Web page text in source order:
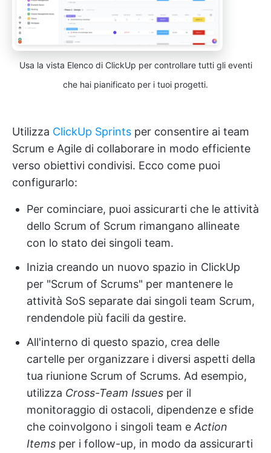
Usa la vista Elenco di ClickUp per controllare tutti gli eventi
che hai pianificato per i tuoi progetti.
Utilizza ClickUp Sprints per consentire ai team
Scrum e Agile di collaborare in modo efficiente
verso obiettivi condivisi. Ecco come puoi
configurarlo:
Per cominciare, puoi assicurarti che le attività
dello Scrum of Scrum rimangano allineate
con lo stato dei singoli team.
Inizia creando un nuovo spazio in ClickUp
per "Scrum of Scrums" per mantenere le
attività SoS separate dai singoli team Scrum,
rendendole più facili da gestire.
All'interno di questo spazio, crea delle
cartelle per organizzare i diversi aspetti della
tua riunione Scrum of Scrums. Ad esempio,
utilizza Cross-Team Issues per il
monitoraggio di ostacoli, dipendenze e sfide
che coinvolgono i singoli team e Action
Items per i follow-up, in modo da assicurarti